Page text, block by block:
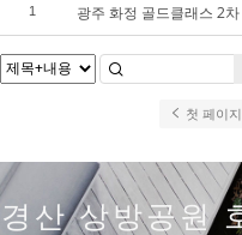
1 광주 화정 골드클래스 2차
첫 페이지
경산 상방공원